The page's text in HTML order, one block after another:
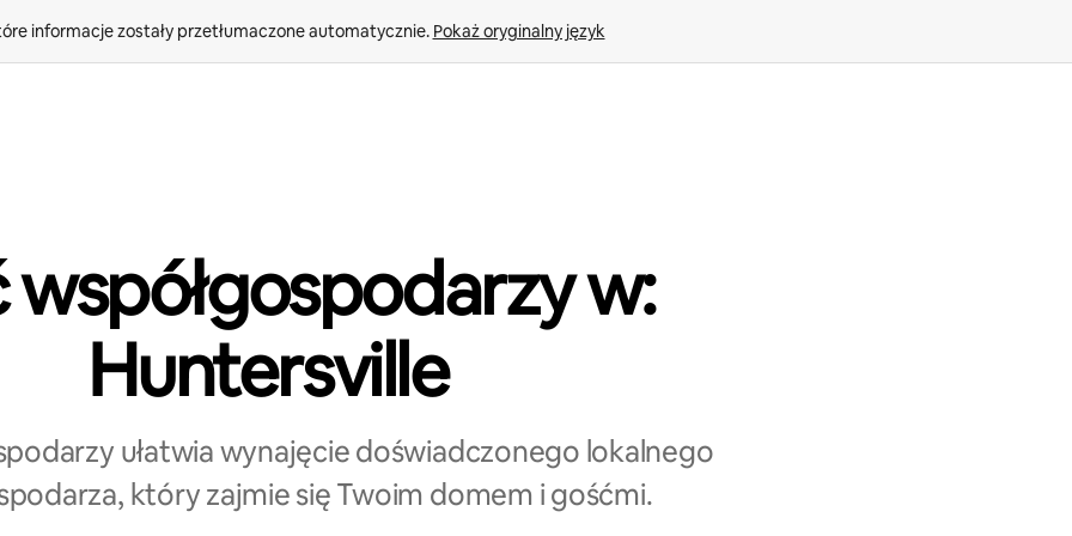
informacje zostały przetłumaczone automatycznie. Pokaż oryginalny język
współgospodarzy w:
Huntersville
ułatwia wynajęcie doświadczonego lokalnego
który zajmie się Twoim domem i gośćmi.